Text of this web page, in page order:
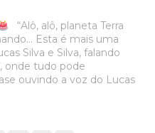
“Alô, alô, planeta Terra
Esta é mais uma
Silva e Silva, falando
onde tudo pode
ouvindo a voz do Lucas